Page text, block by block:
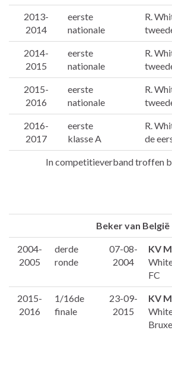
2013-
2014
eerste
nationale
R.
2014-
2015
eerste
nationale
R.
2015-
2016
eerste
nationale
R.
2016-
2017
eerste
klasse A
R.
de
In competitieverband troffen
Beker van België
2004-
2005
derde
ronde
07-08-
2004
KV
FC
2015-
2016
1/16de
finale
23-09-
2015
KV